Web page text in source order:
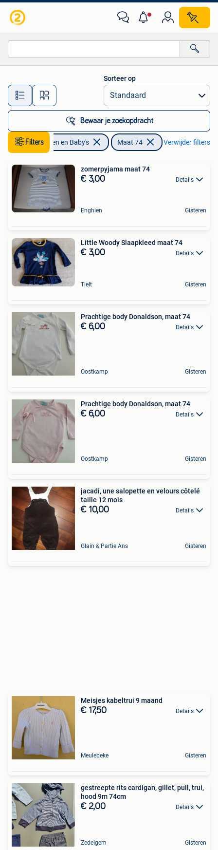
Alle afstanden…
Sorteer op
Bewaar je zoekopdracht
Filters
Kinderen en Baby's Maat 74 Verwijder filters
zomerpyjama maat 74
€ 3,00 Details
Enghien Gisteren
Little Woody Slaapkleed maat 74
€ 3,00 Details
Tielt Gisteren
Prachtige body Donaldson, maat 74
€ 6,00 Details
Oostkamp Gisteren
Prachtige body Donaldson, maat 74
€ 6,00 Details
Oostkamp Gisteren
jacadi, une salopette en velours côtelé
taille 12 mois
€ 10,00 Details
Glain & Partie Ans Gisteren
Meisjes kabeltrui 9 maand
€ 17,50 Details
Meulebeke Gisteren
gestreepte rits cardigan, gillet, pull, trui,
hood 9m 74cm
€ 2,00 Details
Zedelgem Gisteren